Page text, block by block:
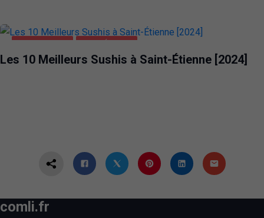
ALIMENTATION SAINT-ÉTIENNE
Les 10 Meilleurs Sushis à Saint-Étienne [2024]
comli.fr